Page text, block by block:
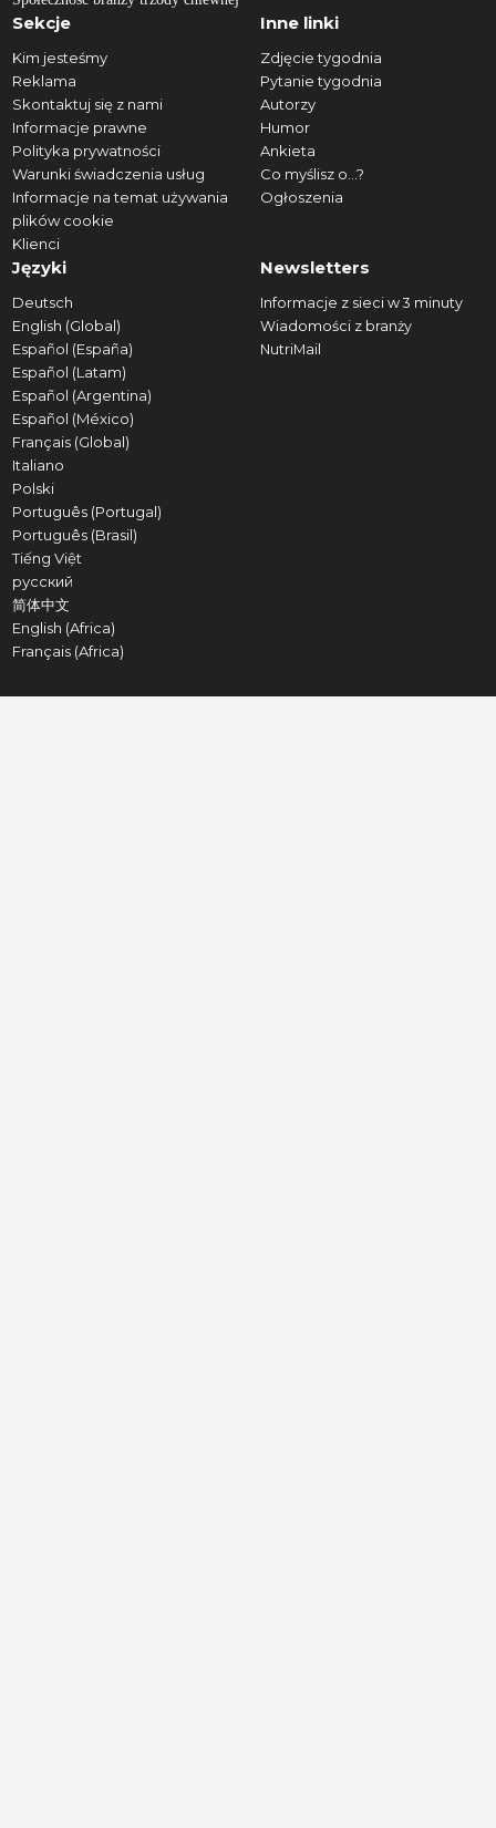
Sekcje
Kim jesteśmy
Reklama
Skontaktuj się z nami
Informacje prawne
Polityka prywatności
Warunki świadczenia usług
Informacje na temat używania
plików cookie
Klienci
Inne linki
Zdjęcie tygodnia
Pytanie tygodnia
Autorzy
Humor
Ankieta
Co myślisz o...?
Ogłoszenia
Języki
Deutsch
English (Global)
Español (España)
Español (Latam)
Español (Argentina)
Español (México)
Français (Global)
Italiano
Polski
Português (Portugal)
Português (Brasil)
Tiếng Việt
русский
简体中文
English (Africa)
Français (Africa)
Newsletters
Informacje z sieci w 3 minuty
Wiadomości z branży
NutriMail